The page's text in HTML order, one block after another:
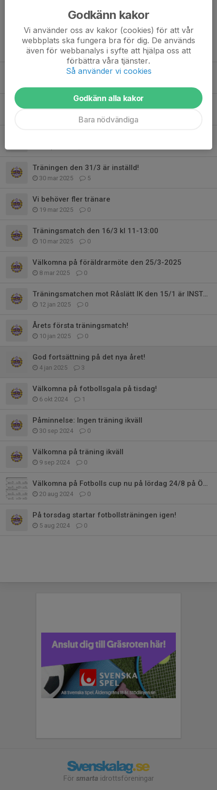
Tidigare nyheter
Kakförsäljning
Träningen den 31/3 är inställd!
30 mar 2025 5
Vi behöver fler tränare
19 mar 2025 0
Träningsmatch den 16/3 kl 11-13:00
10 mar 2025 0
Välkomna på föräldrarmöte den 25/3-2025
8 mar 2025 0
Träningsmatchen mot Råslätt IK den 15/1 är INSTÄLLD
12 jan 2025 0
Årets första träningsmatch!
10 jan 2025 0
God fortsättning på det nya året!
4 jan 2025 3
Välkomna på fotbollsgala på tisdag!
6 okt 2024 1
Påminnelse: Ingen träning ikväll
30 sep 2024 0
Välkomna på träning ikväll
9 sep 2024 0
Välkomna på Fotbolls cup nu på lördag 24/8 på Öxnehaga
20 aug 2024 0
På torsdag startar fotbollsträningen igen!
5 aug 2024 0
För smarta idrottsföreningar
Godkänn kakor
Vi använder oss av kakor (cookies) för att vår
webbplats ska fungera bra för dig. De används
även för webbanalys i syfte att hjälpa oss att
förbättra våra tjänster.
Så använder vi cookies
Godkänn alla kakor
Bara nödvändiga